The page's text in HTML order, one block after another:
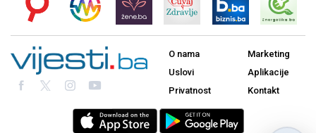
O nama
Uslovi
Privatnost
Marketing
Aplikacije
Kontakt